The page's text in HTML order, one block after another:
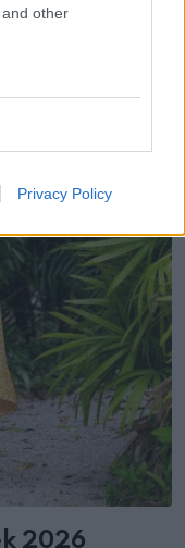
other
Privacy Policy
2026